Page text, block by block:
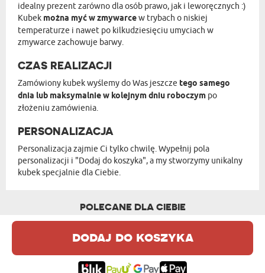
dodaj do koszyka
idealny prezent zarówno dla osób prawo, jak i leworęcznych :)
Kubek można myć w zmywarcew trybach o niskiej
temperaturze i nawet po kilkudziesięciu umyciach w
zmywarce zachowuje barwy.
CZAS REALIZACJI
Zamówiony kubek wyślemy do Was jeszcze tego samego
dnia lub maksymalnie w kolejnym dniu roboczym po
złożeniu zamówienia.
PERSONALIZACJA
Personalizacja zajmie Ci tylko chwilę. Wypełnij pola
personalizacji i "Dodaj do koszyka", a my stworzymy unikalny
kubek specjalnie dla Ciebie.
POLECANE DLA CIEBIE